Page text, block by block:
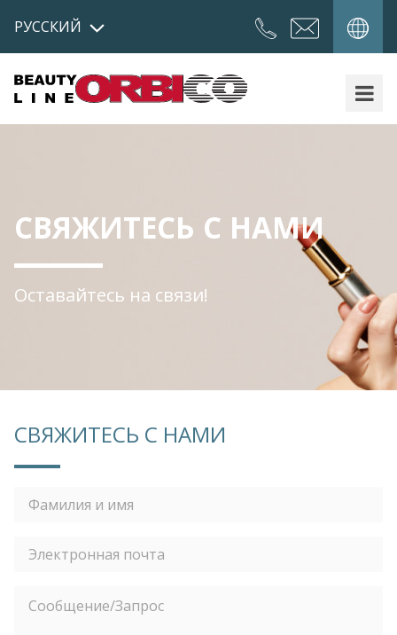
РУССКИЙ
СВЯЖИТЕСЬ С НАМИ
Оставайтесь на связи!
СВЯЖИТЕСЬ С НАМИ